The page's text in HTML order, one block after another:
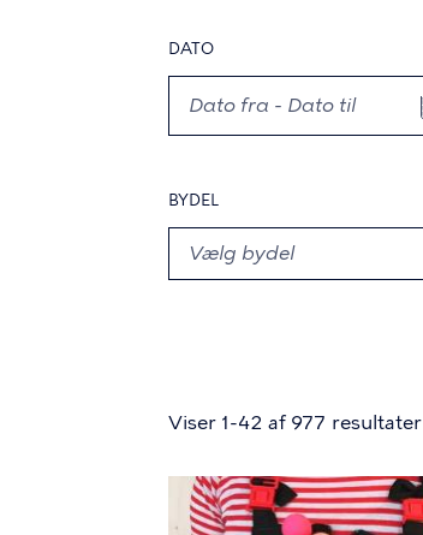
DATO
BYDEL
Viser 1-42 af 977 resultater